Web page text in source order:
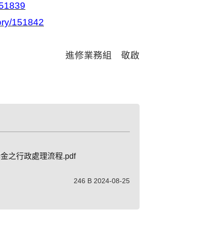
151842
進修業務組 敬啟
之行政處理流程.pdf
246 B 2024-08-25